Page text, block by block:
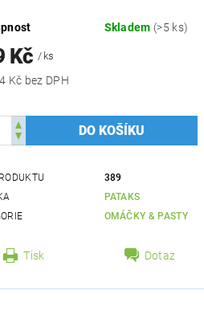
Skladem (>5 ks)
Kč/ ks
445,54 Kč bez DPH
389
PATAKS
OMÁČKY & PASTY
Tisk Dotaz